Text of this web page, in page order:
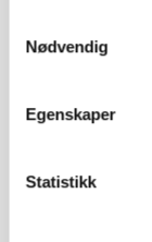
Nødvendig
Egenskaper
Statistikk